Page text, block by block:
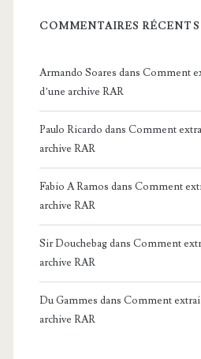
COMMENTAIRES RÉCENTS
Armando Soares dans Comment
d’une archive RAR
Paulo Ricardo dans Comment
archive RAR
Fabio A Ramos dans Comment
archive RAR
Sir Douchebagdans Comment
archive RAR
Du Gammes dans Comment
archive RAR